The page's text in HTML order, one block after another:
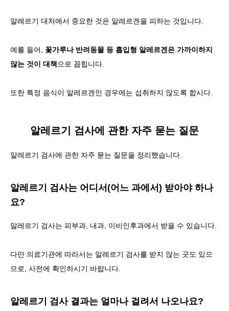
알레르기 대처에서 중요한 것은 알레르겐을 피하는 것입니다.
예를 들어, 꽃가루나 반려동물 등 흡입형 알레르겐은 가까이하지
않는 것이 대책 으로 꼽힙니다.
또한 특정 음식이 알레르겐인 경우에는 섭취하지 않도록 합시다.
알레르기 검사에 관한 자주 묻는 질문
알레르기 검사에 관한 자주 묻는 질문을 정리했습니다.
알레르기 검사는 어디서(어느 과에서) 받아야 하나
요?
알레르기 검사는 피부과, 내과, 이비인후과에서 받을 수 있습니다
다만 의료기관에 따라서는 알레르기 검사를 받지 않는 곳도 있으
므로, 사전에 확인하시기 바랍니다.
알레르기 검사 결과는 얼마나 걸려서 나오나요?